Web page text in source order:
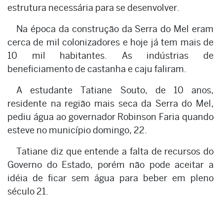
estrutura necessária para se desenvolver.
Na época da construção da Serra do Mel eram
cerca de mil colonizadores e hoje já tem mais de
10 mil habitantes. As indústrias de
beneficiamento de castanha e caju faliram.
A estudante Tatiane Souto, de 10 anos,
residente na região mais seca da Serra do Mel,
pediu água ao governador Robinson Faria quando
esteve no município domingo, 22.
Tatiane diz que entende a falta de recursos do
Governo do Estado, porém não pode aceitar a
idéia de ficar sem água para beber em pleno
século 21.